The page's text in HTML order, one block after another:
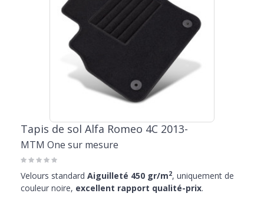
Tapis de sol Alfa Romeo 4C 2013-
MTM One sur mesure
Velours standard Aiguilleté 450 gr/m2, uniquement de
couleur noire, excellent rapport qualité-prix.